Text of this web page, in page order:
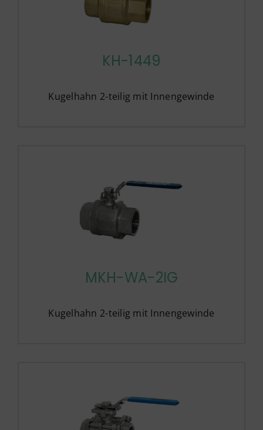
KH-1449
Kugelhahn 2-teilig mit Innengewinde
MKH-WA-2IG
Kugelhahn 2-teilig mit Innengewinde